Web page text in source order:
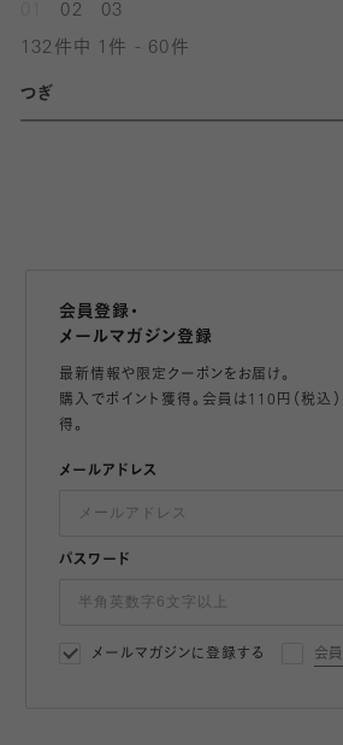
02 03
132件中 1件 - 60件
つぎ
会員登録・
メールマガジン登録
最新情報や限定クーポンをお届け。
購入でポイント獲得。会員は110円（税込
得。
メールアドレス
パスワード
メールマガジンに登録する 会